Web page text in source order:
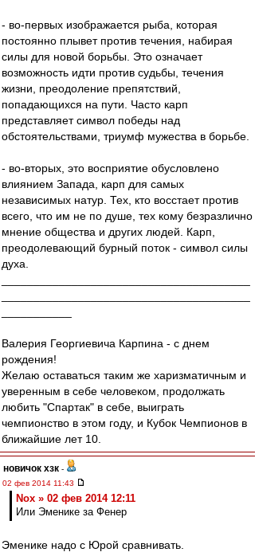
- во-первых изображается рыба, которая
постоянно плывет против течения, набирая
силы для новой борьбы. Это означает
возможность идти против судьбы, течения
жизни, преодоление препятствий,
попадающихся на пути. Часто карп
представляет символ победы над
обстоятельствами, триумф мужества в борьбе.
- во-вторых, это восприятие обусловлено
влиянием Запада, карп для самых
независимых натур. Тех, кто восстает против
всего, что им не по душе, тех кому безразлично
мнение общества и других людей. Карп,
преодолевающий бурный поток - символ силы
духа.
Валерия Георгиевича Карпина - с днем
рождения!
Желаю оставаться таким же харизматичным и
уверенным в себе человеком, продолжать
любить "Спартак" в себе, выиграть
чемпионство в этом году, и Кубок Чемпионов в
ближайшие лет 10.
новичок хзк -
02 фев 2014 11:43
Nox » 02 фев 2014 12:11
Или Эменике за Фенер
Эменике надо с Юрой сравнивать.